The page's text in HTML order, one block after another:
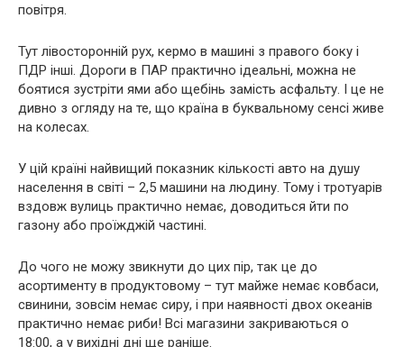
повітря.
Тут лівосторонній рух, кермо в машині з правого боку і
ПДР інші. Дороги в ПАР практично ідеальні, можна не
боятися зустріти ями або щебінь замість асфальту. І це не
дивно з огляду на те, що країна в буквальному сенсі живе
на колесах.
У цій країні найвищий показник кількості авто на душу
населення в світі – 2,5 машини на людину. Тому і тротуарів
вздовж вулиць практично немає, доводиться йти по
газону або проїжджій частині.
До чого не можу звикнути до цих пір, так це до
асортименту в продуктовому – тут майже немає ковбаси,
свинини, зовсім немає сиру, і при наявності двох океанів
практично немає риби! Всі магазини закриваються о
18:00, а у вихідні дні ще раніше.